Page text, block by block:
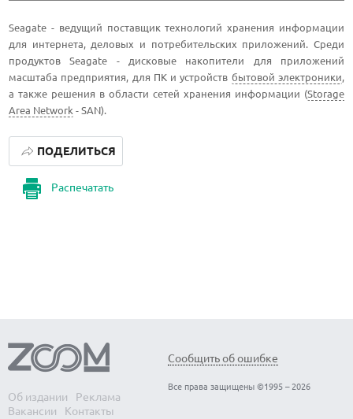
Seagate - ведущий поставщик технологий хранения информации
для интернета, деловых и потребительских приложений. Среди
продуктов Seagate - дисковые накопители для приложений
масштаба предприятия, для ПК и устройств бытовой электроники,
а также решения в области сетей хранения информации (Storage
Area Network - SAN).
Распечатать
ПОДЕЛИТЬСЯ
Об издании
Реклама
Вакансии
Контакты
Сообщить об ошибке
Все права защищены ©1995 – 2026